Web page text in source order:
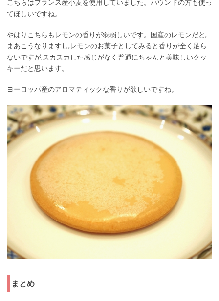
こちらはフランス産小麦を使用していました。パウンドの方も使っ
てほしいですね。
やはりこちらもレモンの香りが弱弱しいです。国産のレモンだと,
まあこうなりますし,レモンのお菓子としてみると香りが全く足ら
ないですが,スカスカした感じがなく普通にちゃんと美味しいクッ
キーだと思います。
ヨーロッパ産のアロマティックな香りが欲しいですね。
まとめ